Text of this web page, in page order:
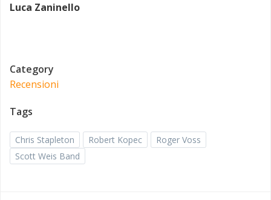
Luca Zaninello
Category
Recensioni
Tags
Chris Stapleton Robert Kopec
Roger Voss
Scott Weis Band